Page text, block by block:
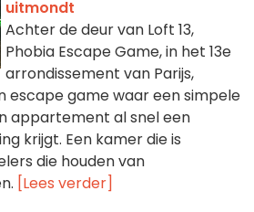
uitmondt
Achter de deur van Loft 13,
Phobia Escape Game, in het 13e
arrondissement van Parijs,
escape game waar een simpele
appartement al snel een
krijgt. Een kamer die is
die houden van
[Lees verder]